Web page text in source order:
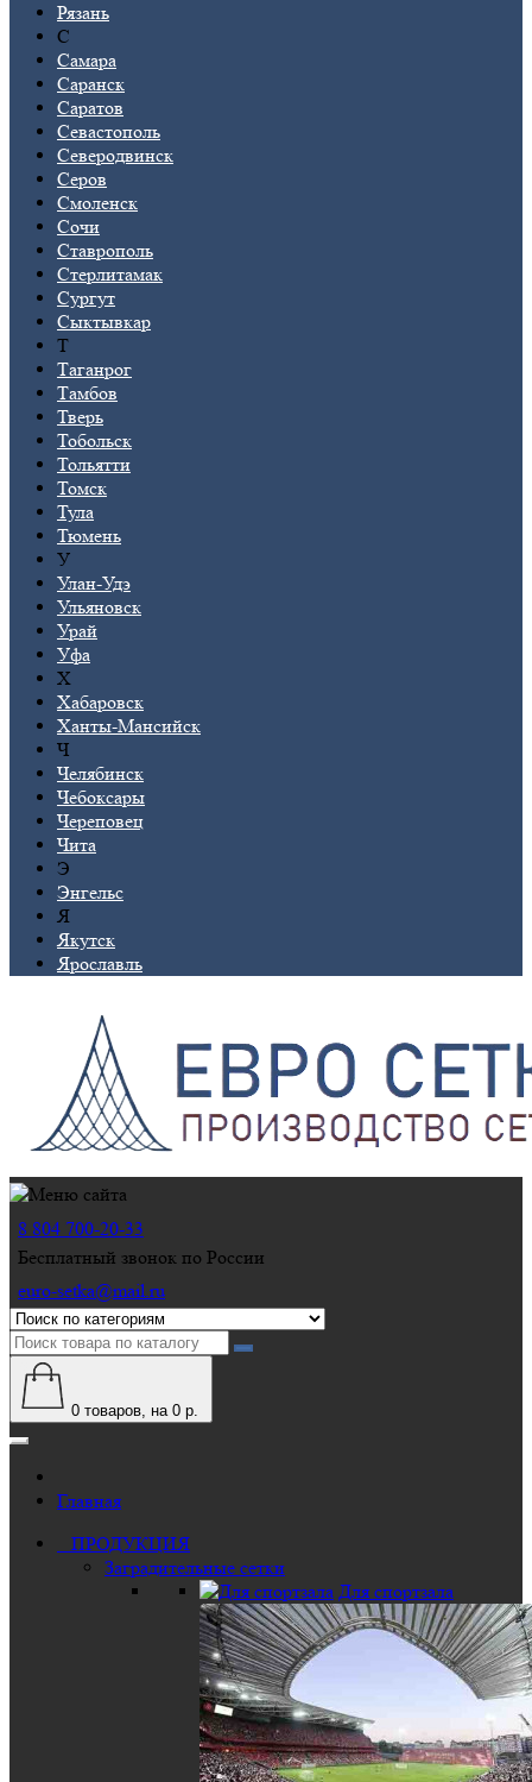
Рязань
С
Самара
Саранск
Саратов
Севастополь
Северодвинск
Серов
Смоленск
Сочи
Ставрополь
Стерлитамак
Сургут
Сыктывкар
Т
Таганрог
Тамбов
Тверь
Тобольск
Тольятти
Томск
Тула
Тюмень
У
Улан-Удэ
Ульяновск
Урай
Уфа
Х
Хабаровск
Ханты-Мансийск
Ч
Челябинск
Чебоксары
Череповец
Чита
Э
Энгельс
Я
Якутск
Ярославль
8 804 700-20-33
Бесплатный звонок по России
euro-setka@mail.ru
0 товаров, на 0 р.
Главная
ПРОДУКЦИЯ
Заградительные сетки
Для спортзала